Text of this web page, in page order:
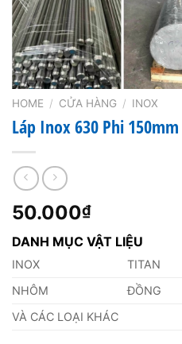
HOME / CỬA HÀNG / INOX
Láp Inox 630 Phi 150mm
50.000₫
DANH MỤC VẬT LIỆU
INOX TITAN
NHÔM
ĐỒNG
VÀ CÁC LOẠI KHÁC